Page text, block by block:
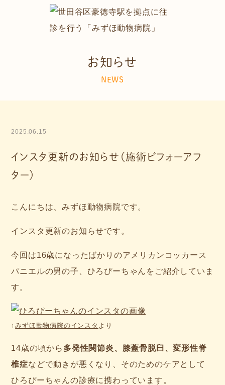
お知らせ
NEWS
2025.06.15
インスタ更新のお知らせ（施術ビフォーアフ
ター）
こんにちは、みずほ動物病院です。
インスタ更新のお知らせです。
今回は16歳になったばかりのアメリカンコッカース
パニエルの男の子、ひろぴーちゃんをご紹介していま
す。
↑みずほ動物病院のインスタ より
14歳の頃から 多発性関節炎、膝蓋骨脱臼、変形性脊
椎症などで動きが悪くなり、そのためのケアとして
ひろぴーちゃんの診療に携わっています。